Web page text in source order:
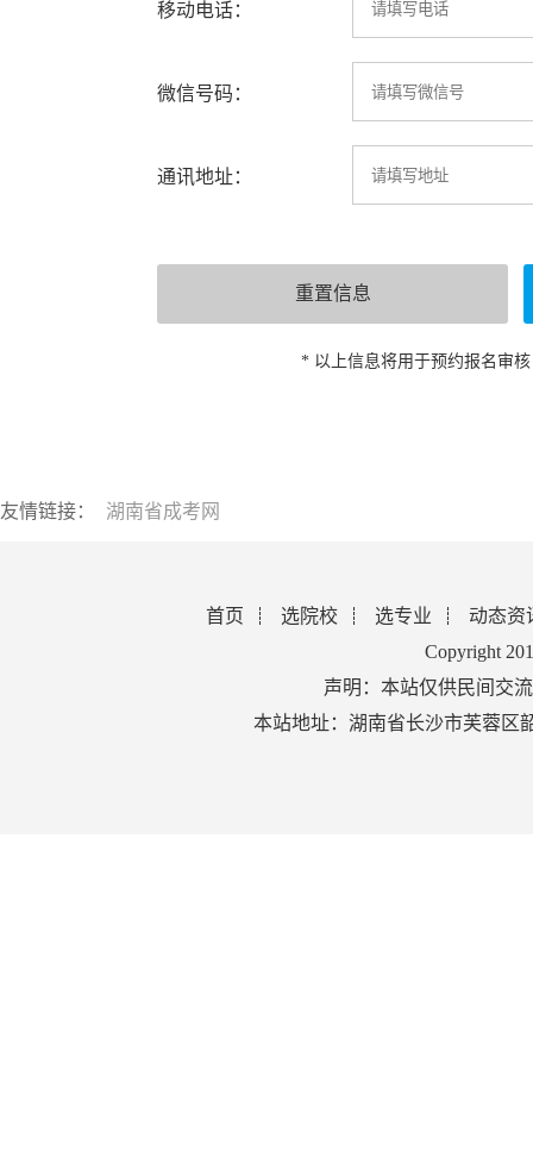
移动电话：
微信号码：
通讯地址：
* 以上信息将用于预约报名审
友情链接： 湖南省成考网
首页 选院校 选专业
动态资
Copyright
声明：本站仅供民间交
本站地址：湖南省长沙市芙蓉区